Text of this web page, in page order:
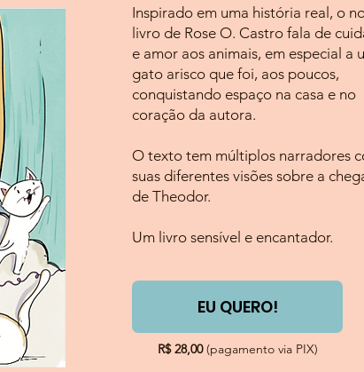
Inspirado em uma história real, o
livro de Rose O. Castro fala de
e amor aos animais, em especial a
gato arisco que foi, aos poucos,
conquistando espaço na casa e no
coração da autora.
O texto tem múltiplos narradores
suas diferentes visões ​sobre a
de Theodor.
Um livro sensível e encantador.
EU QUERO!
R$ 28,00(pagamento via PIX)